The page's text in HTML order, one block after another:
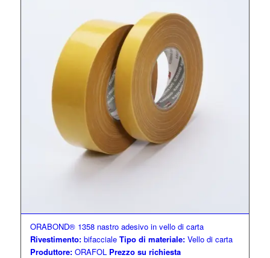
ORABOND® 1358 nastro adesivo in vello di carta
Rivestimento:bifacciale Tipo di materiale:Vello di carta
Produttore:ORAFOL Prezzo su richiesta